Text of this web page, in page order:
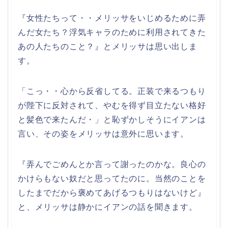
『女性たちって・・メリッサをいじめるために弄
んだ女たち？浮気キャラのために利用されてきた
あの人たちのこと？』とメリッサは思い出しま
す。
「こっ・・心から反省してる。正装で来るつもり
が陛下に反対されて、やむを得ず目立たない格好
と髪色で来たんだ・」と恥ずかしそうにイアンは
言い、その姿をメリッサは意外に思います。
『弄んでごめんとか言って謝ったのかな。良心の
かけらもない奴だと思ってたのに。当然のことを
したまでだから褒めてあげるつもりはないけど』
と、メリッサは静かにイアンの話を聞きます。